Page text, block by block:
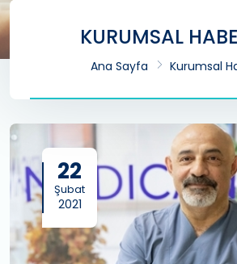
KURUMSAL
Ana Sayfa Kurumsal
22
Şubat
2021